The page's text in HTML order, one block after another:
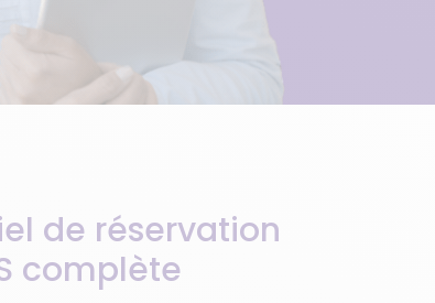
de réservation
complète